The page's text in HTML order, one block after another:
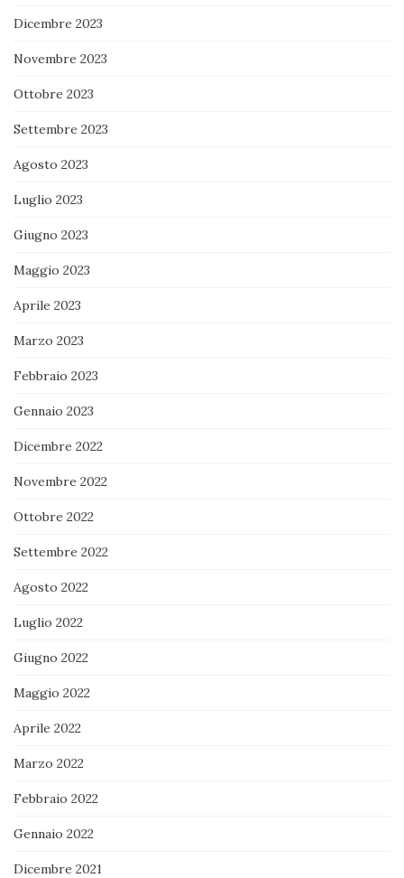
Dicembre 2023
Novembre 2023
Ottobre 2023
Settembre 2023
Agosto 2023
Luglio 2023
Giugno 2023
Maggio 2023
Aprile 2023
Marzo 2023
Febbraio 2023
Gennaio 2023
Dicembre 2022
Novembre 2022
Ottobre 2022
Settembre 2022
Agosto 2022
Luglio 2022
Giugno 2022
Maggio 2022
Aprile 2022
Marzo 2022
Febbraio 2022
Gennaio 2022
Dicembre 2021